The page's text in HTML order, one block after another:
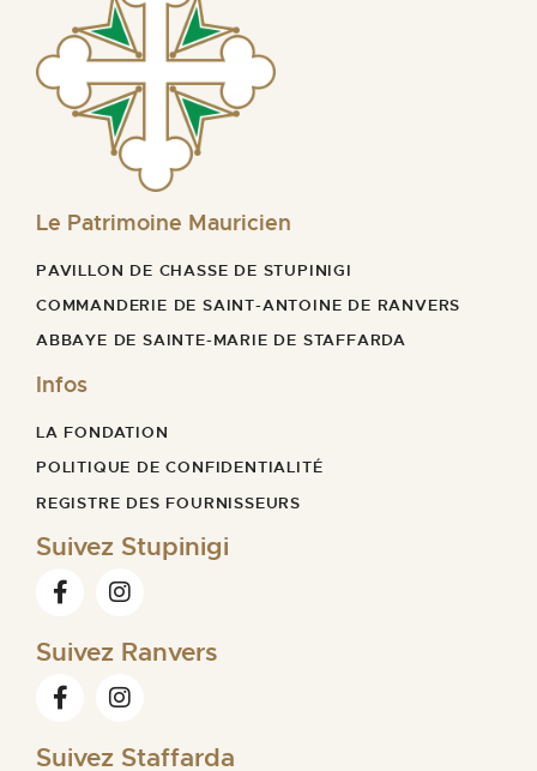
Le Patrimoine Mauricien
PAVILLON DE CHASSE DE STUPINIGI​
COMMANDERIE DE SAINT-ANTOINE DE RANVERS
ABBAYE DE SAINTE-MARIE DE STAFFARDA
Infos
LA FONDATION
POLITIQUE DE CONFIDENTIALITÉ
REGISTRE DES FOURNISSEURS
Suivez Stupinigi
Suivez Ranvers
Suivez Staffarda